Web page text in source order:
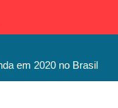
em 2020 no Brasil